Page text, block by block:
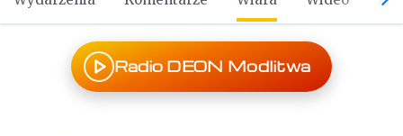
Radio DEON Modlitwa